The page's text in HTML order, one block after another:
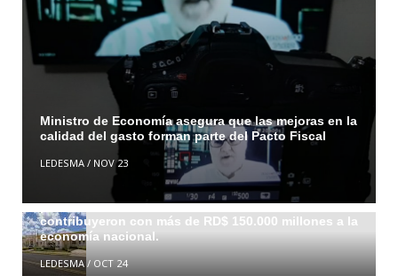
Ministro de Economía asegura que las mejoras en la
calidad del gasto forman parte del Pacto Fiscal
LEDESMA/ NOV 23
ZONAS FRANCAS pagan en salarios 94 millones de
pesos “todos los días” En 2017, las zonas francas
contribuyeron con más de RD$ 150.000 millones a la
economía nacional.
LEDESMA/ OCT 24